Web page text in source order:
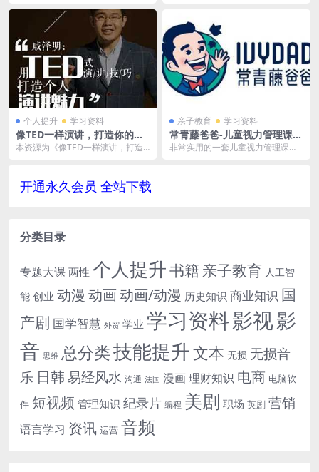
[MP4/3...
个人提升 学习资料
像TED一样演讲，打造你的魅
力 百度云网盘资源分享下载
本资源为《像TED一样演讲，打造
亲子教育 学习资料
常青藤爸爸-儿童视力管理课
(儿童近视防控指南)[MP4/MP
非常实用的一套儿童视力管理课，
开通永久会员 全站下载
分类目录
专题大课 两性 个人提升书籍 亲子教育 人工智
能 创业 动漫 动画动画/动漫 历史知识 商业知识 国
产剧 国学智慧 外贸 学业 学习资料影视影
音 思维 总分类技能提升文本 无损 无损音
乐 日韩易经风水 沟通 法国 漫画理财知识 电商 电脑软
件 短视频 管理知识 纪录片 编程 美剧 职场 英剧 营销
语言学习 资讯 运营 音频